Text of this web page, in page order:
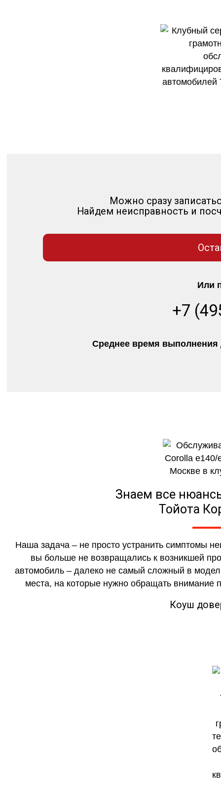
Можно сразу
Найдем неисправность и
Или
+7
Среднее время выполнения
Знаем все
Тойота
Наша задача – не просто устранить симптомы
вы больше не возвращались к возникшей
автомобиль – далеко не самый сложный в
места, на которые нужно обращать внимание
Коуш